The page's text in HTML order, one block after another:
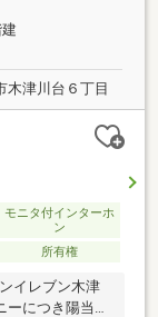
木津川台６丁目
モニタ付インターホ
ン
所有権
イレブン木津
ーにつき陽当